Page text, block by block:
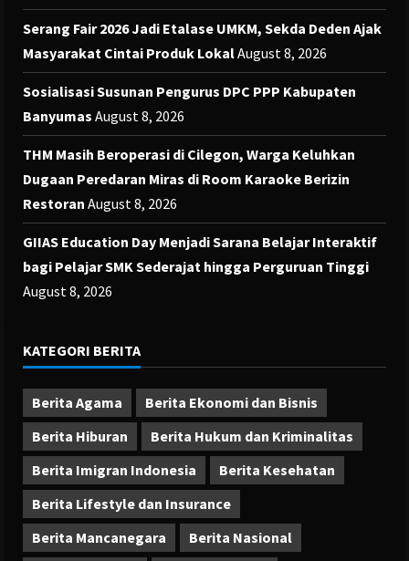
Serang Fair 2026 Jadi Etalase UMKM, Sekda Deden Ajak
Masyarakat Cintai Produk LokalAugust 8, 2026
Sosialisasi Susunan Pengurus DPC PPP Kabupaten
Banyumas August 8, 2026
THM Masih Beroperasi di Cilegon, Warga Keluhkan
Dugaan Peredaran Miras di Room Karaoke Berizin
Restoran August 8, 2026
GIIAS Education Day Menjadi Sarana Belajar Interaktif
bagi Pelajar SMK Sederajat hingga Perguruan Tinggi
August 8, 2026
KATEGORI BERITA
Berita Agama
Berita Ekonomi dan Bisnis
Berita Hiburan
Berita Hukum dan Kriminalitas
Berita Imigran Indonesia
Berita Kesehatan
Berita Lifestyle dan Insurance
Berita Mancanegara
Berita Nasional